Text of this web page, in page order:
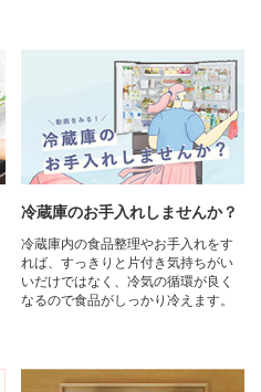
冷蔵庫のお手入れしませんか？
冷蔵庫内の食品整理やお手入れをす
れば、すっきりと片付き気持ちがい
いだけではなく、冷気の循環が良く
なるので食品がしっかり冷えます。